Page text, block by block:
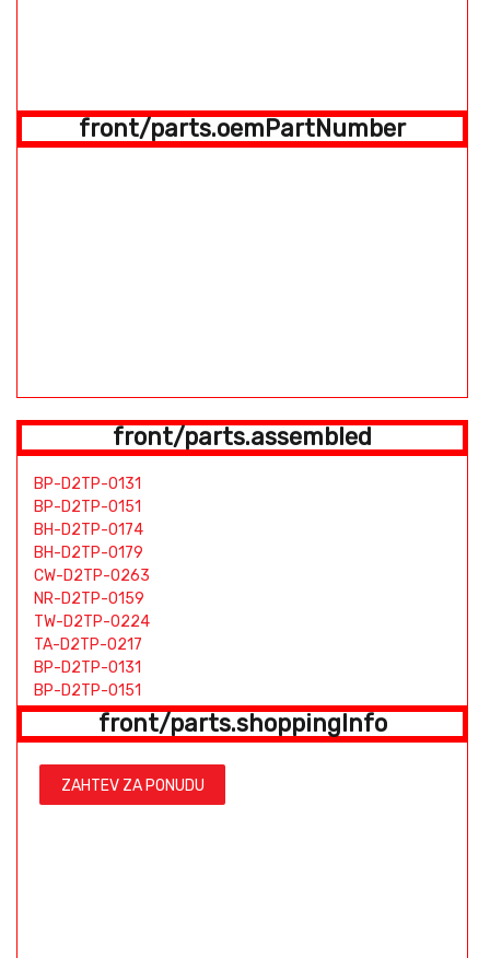
front/parts.oemPartNumber
front/parts.assembled
BP-D2TP-0131
BP-D2TP-0151
BH-D2TP-0174
BH-D2TP-0179
CW-D2TP-0263
NR-D2TP-0159
TW-D2TP-0224
TA-D2TP-0217
BP-D2TP-0131
BP-D2TP-0151
BH-D2TP-0174
BH-D2TP-0179
NR-D2TP-0159
TW-D2TP-0224
front/parts.shoppingInfo
ZAHTEV ZA PONUDU